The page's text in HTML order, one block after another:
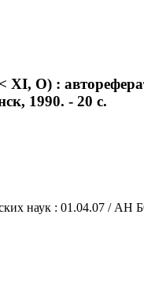
O) :
1990. - 20 с.
наук : 01.04.07 / АН